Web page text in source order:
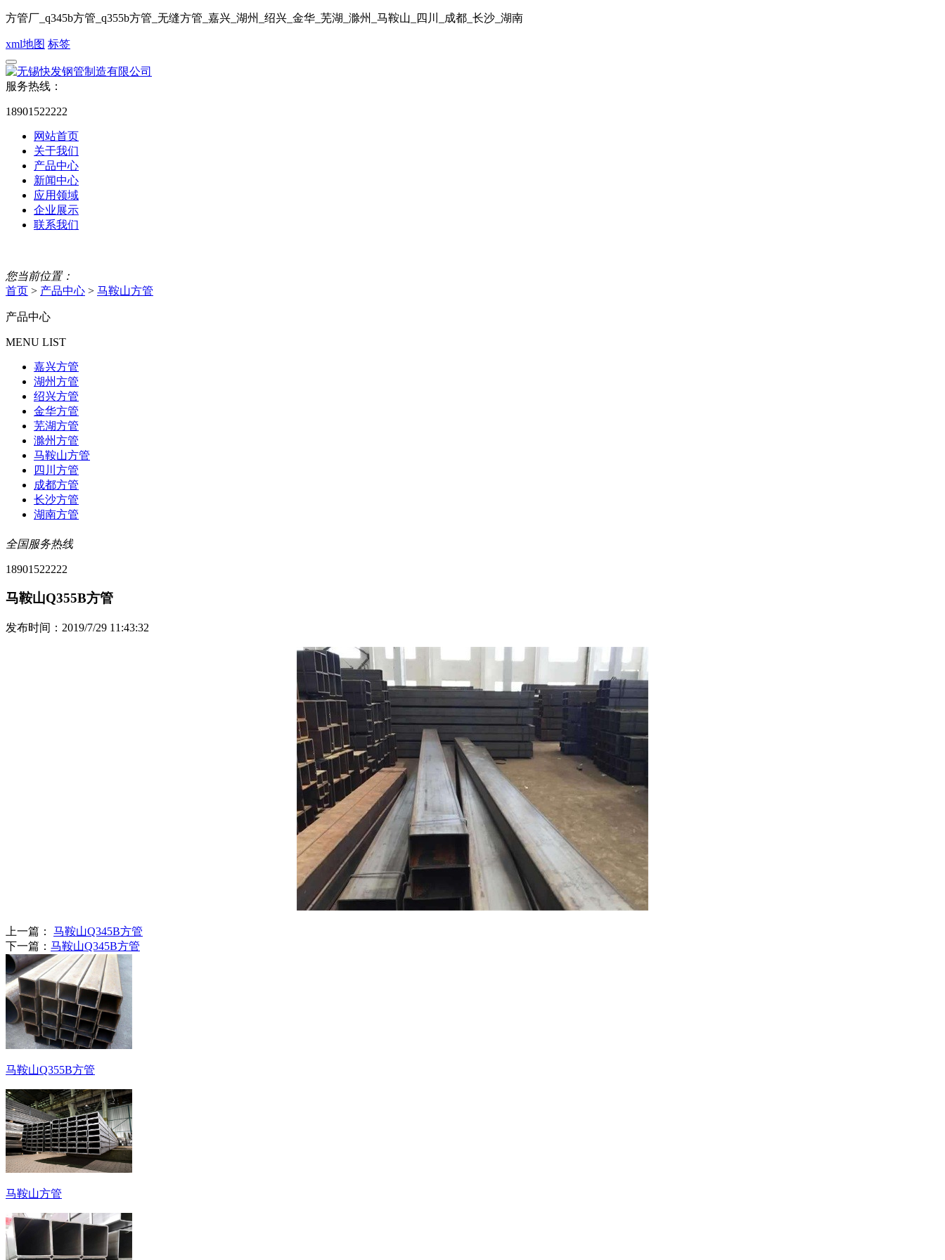
方管厂_q345b方管_q355b方管_无缝方管_嘉兴_湖州_绍兴_金华_芜湖_滁州_马鞍山_四川_成都_长沙_湖南
xml地图 标签
服务热线：
18901522222
网站首页
关于我们
产品中心
新闻中心
应用领域
企业展示
联系我们
您当前位置：
首页 > 产品中心 > 马鞍山方管
产品中心
MENU LIST
嘉兴方管
湖州方管
绍兴方管
金华方管
芜湖方管
滁州方管
马鞍山方管
四川方管
成都方管
长沙方管
湖南方管
全国服务热线
18901522222
马鞍山Q355B方管
发布时间：2019/7/29 11:43:32
上一篇： 马鞍山Q345B方管
下一篇： 马鞍山Q345B方管
马鞍山Q355B方管
马鞍山方管